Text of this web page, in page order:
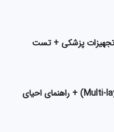
تجهیزات پزشکی + تست
ترمیم لایه‌های مسی در بردهای چندلایه (Multi-layer) + راهنمای احیای